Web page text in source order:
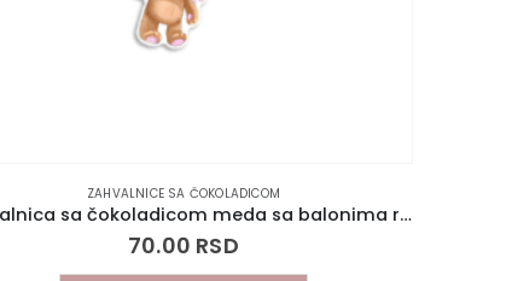
ZAHVALNICE SA ČOKOLADICOM
Zahvalnica sa čokoladicom meda sa balonima rozi
70.00 RSD